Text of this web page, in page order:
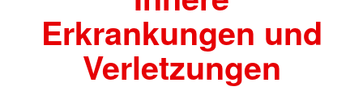
Erkrankungen und
Verletzungen